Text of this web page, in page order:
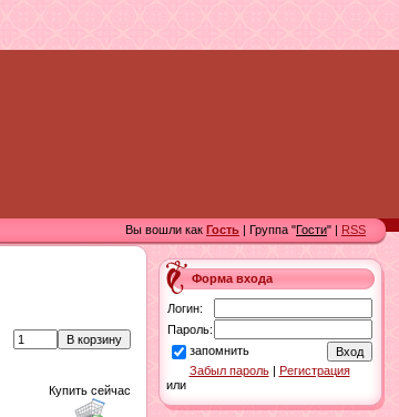
Вы вошли как Гость | Группа "Гости" | RSS
Купить сейчас
Форма входа
Логин:
Пароль:
запомнить
Забыл пароль|
Регистрация
или